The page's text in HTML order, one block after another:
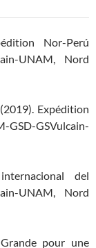
Nor-Perú
UNAM, Nord
Expédition
GSVulcain-
del
UNAM, Nord
pour une